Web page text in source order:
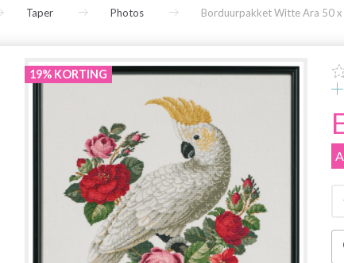
Taper Photos Borduurpakket Witte Ara 50 x
19% KORTING